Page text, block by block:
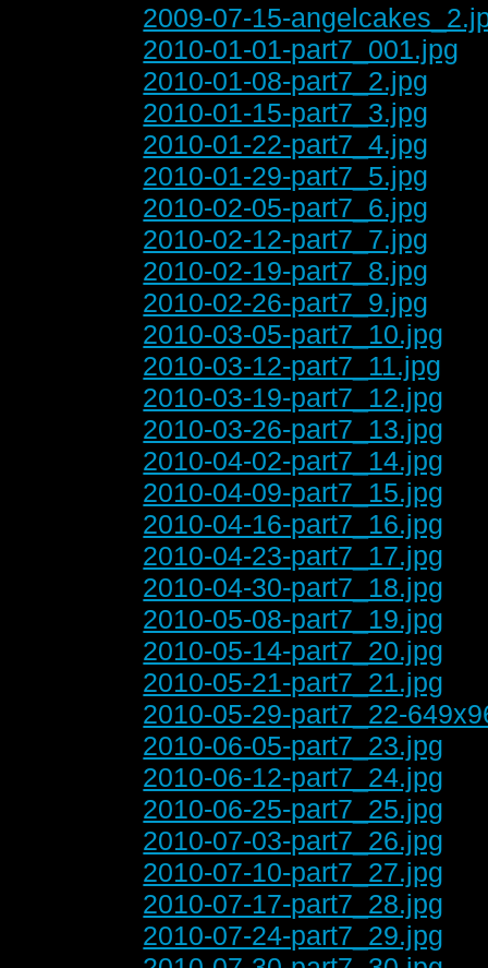
2009-07-15-
2010-01-01-part7_001.jpg
2010-01-08-part7_2.jpg
2010-01-15-part7_3.jpg
2010-01-22-part7_4.jpg
2010-01-29-part7_5.jpg
2010-02-05-part7_6.jpg
2010-02-12-part7_7.jpg
2010-02-19-part7_8.jpg
2010-02-26-part7_9.jpg
2010-03-05-part7_10.jpg
2010-03-12-part7_11.jpg
2010-03-19-part7_12.jpg
2010-03-26-part7_13.jpg
2010-04-02-part7_14.jpg
2010-04-09-part7_15.jpg
2010-04-16-part7_16.jpg
2010-04-23-part7_17.jpg
2010-04-30-part7_18.jpg
2010-05-08-part7_19.jpg
2010-05-14-part7_20.jpg
2010-05-21-part7_21.jpg
2010-05-29-part7_22-
2010-06-05-part7_23.jpg
2010-06-12-part7_24.jpg
2010-06-25-part7_25.jpg
2010-07-03-part7_26.jpg
2010-07-10-part7_27.jpg
2010-07-17-part7_28.jpg
2010-07-24-part7_29.jpg